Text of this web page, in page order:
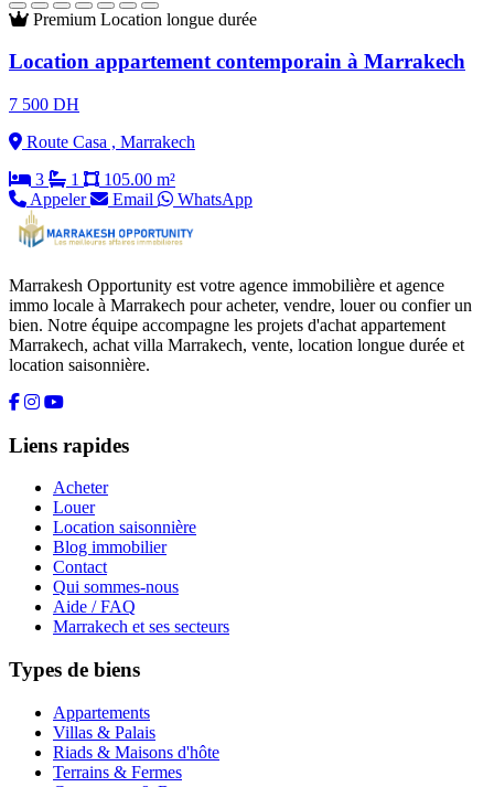
Premium Location longue durée
Location appartement contemporain à Marrakech
7 500 DH
Route Casa , Marrakech
3
1
105.00 m²
Appeler
Email WhatsApp
Marrakesh Opportunity est votre agence immobilière et agence
immo locale à Marrakech pour acheter, vendre, louer ou confier un
bien. Notre équipe accompagne les projets d'achat appartement
Marrakech, achat villa Marrakech, vente, location longue durée et
location saisonnière.
Liens rapides
Acheter
Louer
Location saisonnière
Blog immobilier
Contact
Qui sommes-nous
Aide / FAQ
Marrakech et ses secteurs
Types de biens
Appartements
Villas & Palais
Riads & Maisons d'hôte
Terrains & Fermes